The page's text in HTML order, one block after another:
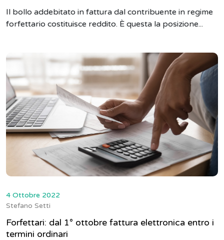
Il bollo addebitato in fattura dal contribuente in regime
forfettario costituisce reddito. È questa la posizione...
4 Ottobre 2022
Stefano Setti
Forfettari: dal 1° ottobre fattura elettronica entro i
termini ordinari